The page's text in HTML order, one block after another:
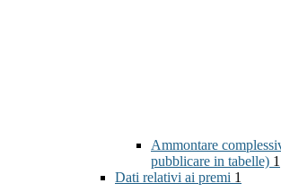
Ammontare
pubblicare in tabelle) 1
Dati relativi ai premi 1